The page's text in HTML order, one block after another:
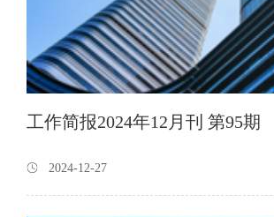
工作简报2024年12月刊 第95期
2024-12-27